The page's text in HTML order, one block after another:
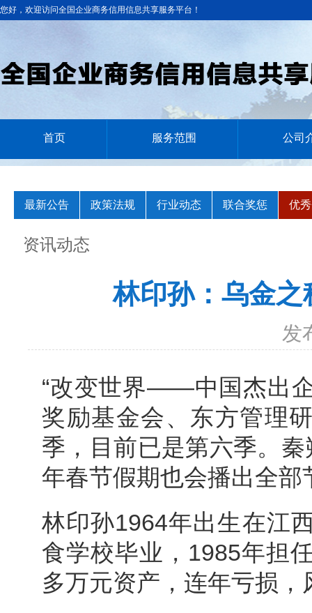
您好，欢迎访问全国企业商务信用信息共享服务平台！
首页 服务范围 公司
最新公告 政策法规 行业动态 联合奖惩 优
资讯动态
林印孙：乌金
发
“改变世界——中国杰出
奖励基金会、东方管理
季，目前已是第六季。
年春节假期也会播出全部
林印孙1964年出生在江
食学校毕业，1985年担
多万元资产，连年亏损，